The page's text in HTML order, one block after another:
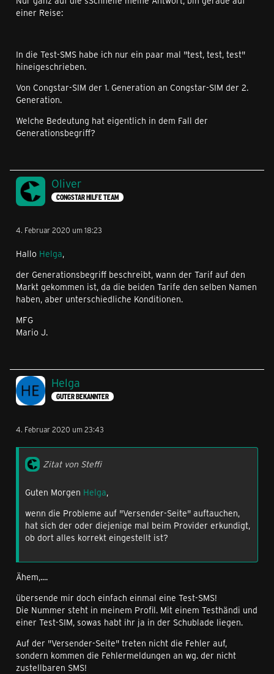
einer Reise:
In die Test-SMS habe ich nur ein paar mal "test, test, test"
hineigeschrieben.
Von Congstar-SIM der 1. Generation an Congstar-SIM der 2.
Generation.
Welche Bedeutung hat eigentlich in dem Fall der
Generationsbegriff?
Oliver
CONGSTAR HILFE TEAM
4. Februar 2020 um 18:23
Hallo Helga,
der Generationsbegriff beschreibt, wann der Tarif auf den
Markt gekommen ist, da die beiden Tarife den selben Namen
haben, aber unterschiedliche Konditionen.
MFG
Mario J.
Helga
GUTER BEKANNTER
4. Februar 2020 um 23:43
Zitat von Steffi
Guten Morgen Helga,
wenn die Probleme auf "Versender-Seite" auftauchen,
hat sich der oder diejenige mal beim Provider erkundigt,
ob dort alles korrekt eingestellt ist?
Ähem,....
übersende mir doch einfach einmal eine Test-SMS!
Die Nummer steht in meinem Profil. Mit einem Testhändi und
einer Test-SIM, sowas habt ihr ja in der Schublade liegen.
Auf der "Versender-Seite" treten nicht die Fehler auf,
sondern kommen die Fehlermeldungen an wg. der nicht
zustellbaren SMS!